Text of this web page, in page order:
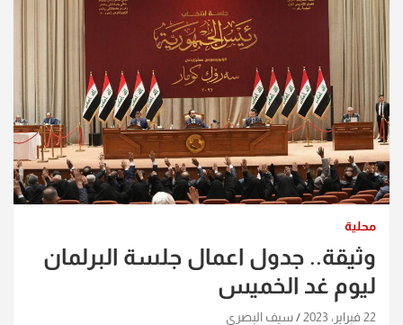
محلية
وثيقة.. جدول اعمال جلسة البرلمان
ليوم غد الخميس
22 فبراير، 2023 سيف البصري